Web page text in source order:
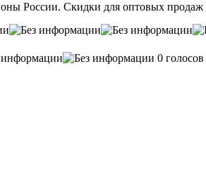
России. Скидки для оптовых
0 голосов